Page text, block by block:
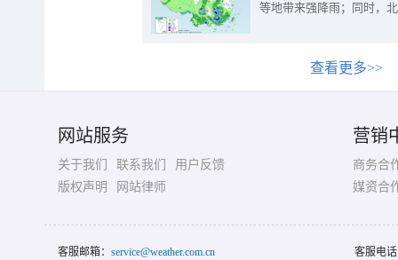
等地带来强降雨；同时，
查看更多>>
网站服务
关于我们 联系我们
用户反馈
版权声明
网站律师
营销
商务合
媒资合
客服邮箱： service@weather.com.cn 客服电